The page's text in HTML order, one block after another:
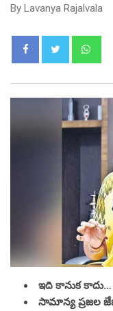
By Lavanya Rajalvala
ఇది కానుక
సామాన్య ప్రజల